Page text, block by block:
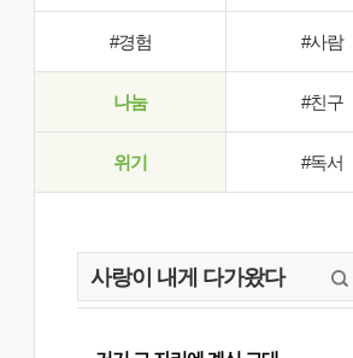
#경험 #사람
나눔 #친구
위기 #독서